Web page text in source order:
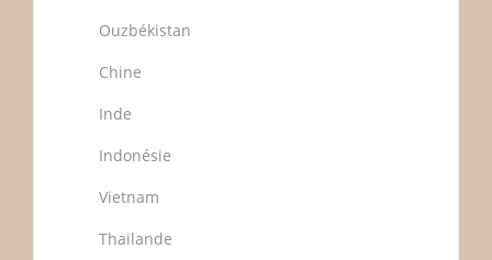
Ouzbékistan
Chine
Inde
Indonésie
Vietnam
Thailande